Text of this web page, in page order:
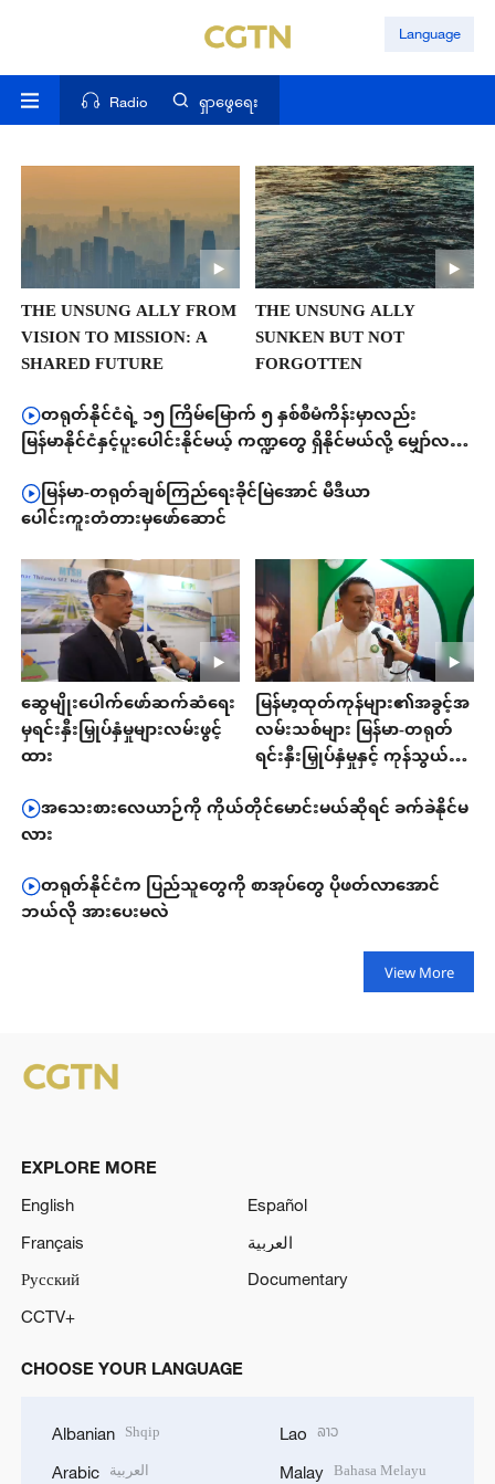
Language
Radio ရှာဖွေရေး
THE UNSUNG ALLY FROM
VISION TO MISSION: A
SHARED FUTURE
THE UNSUNG ALLY
SUNKEN BUT NOT
FORGOTTEN
တရုတ်နိုင်ငံရဲ့ ၁၅ ကြိမ်မြောက် ၅ နှစ်စီမံကိန်းမှာလည်း
မြန်မာနိုင်ငံနှင့်ပူးပေါင်းနိုင်မယ့် ကဏ္ဍတွေ ရှိနိုင်မယ်လို့ မျှော်လင့်
မြန်မာ-တရုတ်ချစ်ကြည်ရေးခိုင်မြဲအောင် မီဒီယာ
ပေါင်းကူးတံတားမှဖော်ဆောင်
ဆွေမျိုးပေါက်ဖော်ဆက်ဆံရေး
မှရင်းနှီးမြှုပ်နှံမှုများလမ်းဖွင့်
ထား
မြန်မာ့ထုတ်ကုန်များ၏အခွင့်အ
လမ်းသစ်များ မြန်မာ-တရုတ်
ရင်းနှီးမြှုပ်နှံမှုနှင့် ကုန်သွယ်မှု
အသေးစားလေယာဉ်ကို ကိုယ်တိုင်မောင်းမယ်ဆိုရင် ခက်ခဲနိုင်မ
လား
တရုတ်နိုင်ငံက ပြည်သူတွေကို စာအုပ်တွေ ပိုဖတ်လာအောင်
ဘယ်လို အားပေးမလဲ
View More
EXPLORE MORE
English
Español
Français
العربية
Русский
Documentary
CCTV+
CHOOSE YOUR LANGUAGE
Albanian Shqip
Arabic العربية
Lao ລາວ
Malay Bahasa Melayu